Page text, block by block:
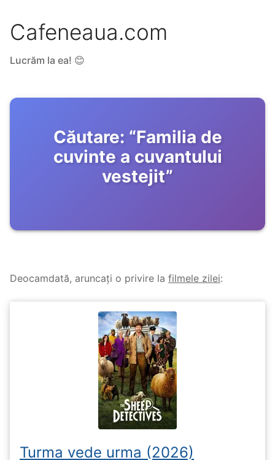
Cafeneaua.com
Lucrăm la ea! 😊
Căutare: “Familia de
cuvinte a cuvantului
vestejit”
Deocamdată, aruncați o privire la filmele zilei:
Turma vede urma (2026)